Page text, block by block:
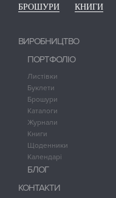
БРОШУРИ
КНИГИ
ВИРОБНИЦТВО
ПОРТФОЛІО
Листівки
Буклети
Брошури
Каталоги
Журнали
Книги
Щоденники
Календарі
БЛОГ
КОНТАКТИ